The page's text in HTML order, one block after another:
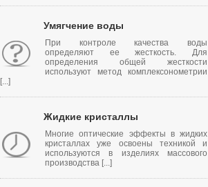
Умягчение воды
При контроле качества воды
определяют ее жесткость. Для
определения общей жесткости
используют метод комплексонометрии
[...]
Жидкие кристаллы
Многие оптические эффекты в жидких
кристаллах уже освоены техникой и
используются в изделиях массового
производства [...]